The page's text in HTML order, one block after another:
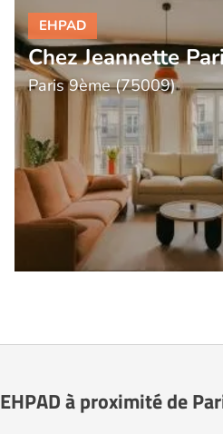
Chez Jeannette
Paris 9ème (75009)
EHPAD à proximité de